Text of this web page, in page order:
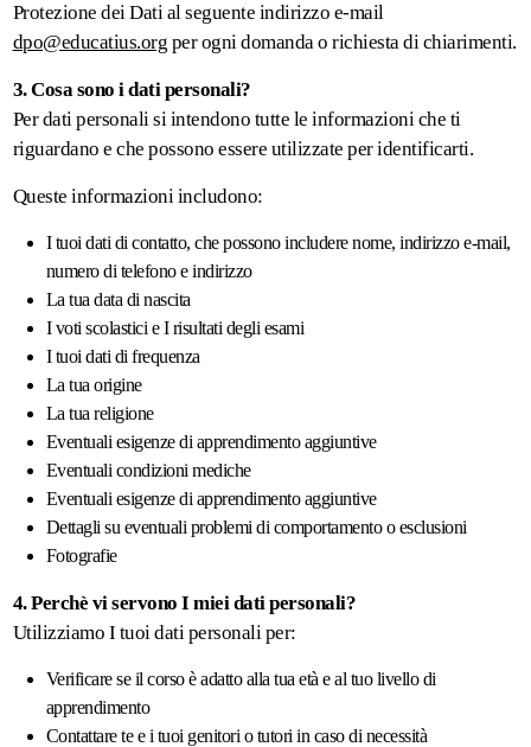
Protezione dei Dati al seguente indirizzo e-mail
dpo@educatius.org per ogni domanda o richiesta di chiarimenti.
3. Cosa sono i dati personali?
Per dati personali si intendono tutte le informazioni che ti
riguardano e che possono essere utilizzate per identificarti.
Queste informazioni includono:
I tuoi dati di contatto, che possono includere nome, indirizzo e-mail,
numero di telefono e indirizzo
La tua data di nascita
I voti scolastici e I risultati degli esami
I tuoi dati di frequenza
La tua origine
La tua religione
Eventuali esigenze di apprendimento aggiuntive
Eventuali condizioni mediche
Eventuali esigenze di apprendimento aggiuntive
Dettagli su eventuali problemi di comportamento o esclusioni
Fotografie
4. Perchè vi servono I miei dati personali?
Utilizziamo I tuoi dati personali per:
Verificare se il corso è adatto alla tua età e al tuo livello di
apprendimento
Contattare te e i tuoi genitori o tutori in caso di necessità